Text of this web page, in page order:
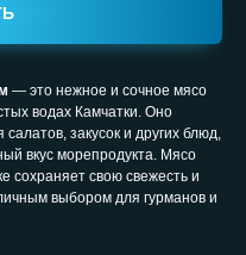
— это нежное и сочное мясо
водах Камчатки. Оно
закусок и других блюд,
вкус морепродукта. Мясо
сохраняет свою свежесть и
выбором для гурманов и